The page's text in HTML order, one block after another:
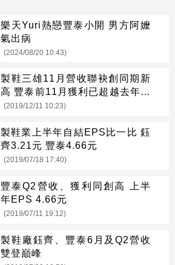
樂天Yuri熱戀豐泰小開 男方阿嬤
氣出病
(2024/08/20 10:43)
製鞋三雄11月營收聯袂創同期新
高 豐泰前11月獲利已超越去年全
年
(2019/12/11 10:23)
製鞋業上半年自結EPS比一比 鈺
齊3.21元 豐泰4.66元
(2019/07/18 17:40)
豐泰Q2營收、獲利同創高 上半
年EPS 4.66元
(2019/07/11 19:12)
製鞋廠鈺齊、豐泰6月及Q2營收
雙登巔峰